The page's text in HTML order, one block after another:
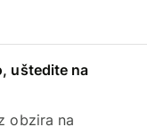
uštedite na
obzira na